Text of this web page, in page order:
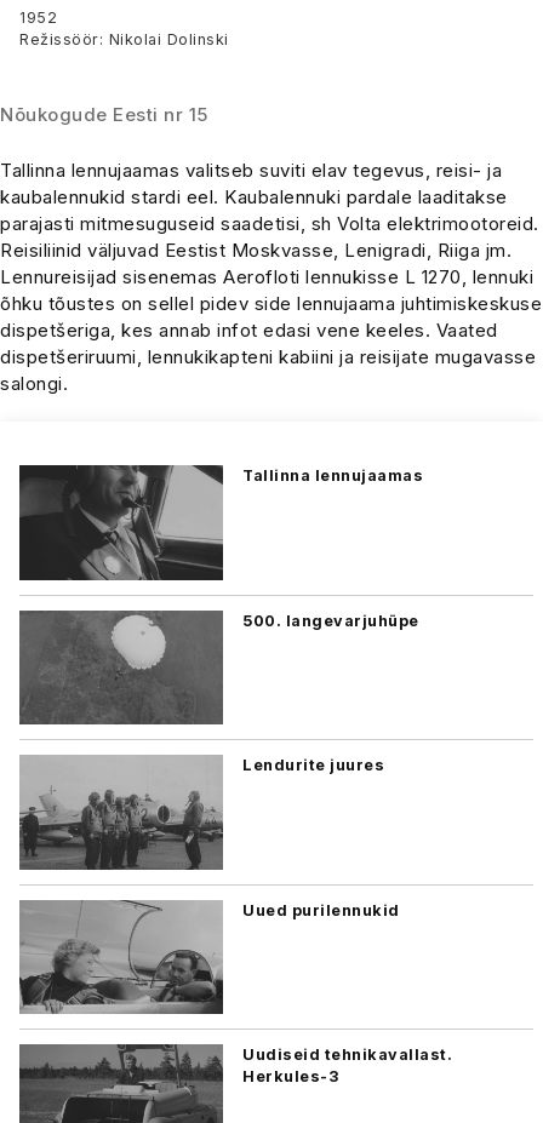
1952
Režissöör: Nikolai Dolinski
Nõukogude Eesti nr 15
Tallinna lennujaamas valitseb suviti elav tegevus, reisi- ja
kaubalennukid stardi eel. Kaubalennuki pardale laaditakse
parajasti mitmesuguseid saadetisi, sh Volta elektrimootoreid.
Reisiliinid väljuvad Eestist Moskvasse, Lenigradi, Riiga jm.
Lennureisijad sisenemas Aerofloti lennukisse L 1270, lennuki
õhku tõustes on sellel pidev side lennujaama juhtimiskeskuse
dispetšeriga, kes annab infot edasi vene keeles. Vaated
dispetšeriruumi, lennukikapteni kabiini ja reisijate mugavasse
salongi.
Tallinna lennujaamas
500. langevarjuhüpe
Lendurite juures
Uued purilennukid
Uudiseid tehnikavallast.
Herkules-3